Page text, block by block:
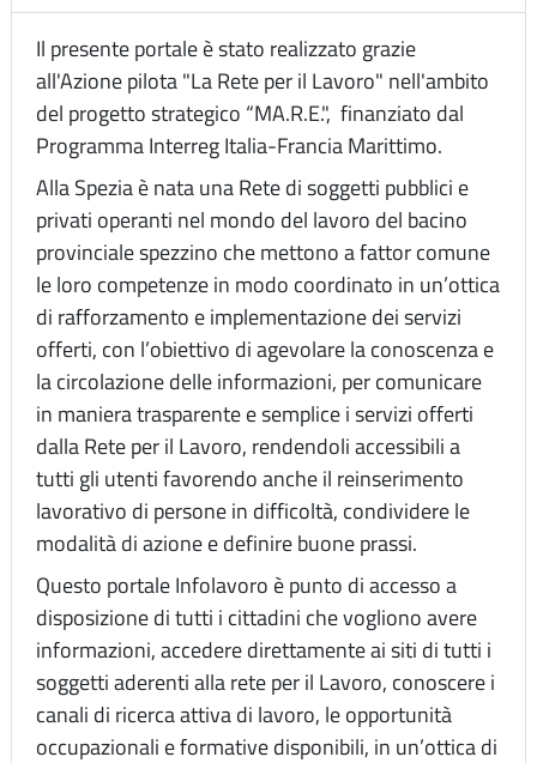
Il presente portale è stato realizzato grazie
all'Azione pilota "La Rete per il Lavoro" nell'ambito
del progetto strategico “MA.R.E.", finanziato dal
Programma Interreg Italia-Francia Marittimo.
Alla Spezia è nata una Rete di soggetti pubblici e
privati operanti nel mondo del lavoro del bacino
provinciale spezzino che mettono a fattor comune
le loro competenze in modo coordinato in un’ottica
di rafforzamento e implementazione dei servizi
offerti, con l’obiettivo di agevolare la conoscenza e
la circolazione delle informazioni, per comunicare
in maniera trasparente e semplice i servizi offerti
dalla Rete per il Lavoro, rendendoli accessibili a
tutti gli utenti favorendo anche il reinserimento
lavorativo di persone in difficoltà, condividere le
modalità di azione e definire buone prassi.
Questo portale Infolavoro è punto di accesso a
disposizione di tutti i cittadini che vogliono avere
informazioni, accedere direttamente ai siti di tutti i
soggetti aderenti alla rete per il Lavoro, conoscere i
canali di ricerca attiva di lavoro, le opportunità
occupazionali e formative disponibili, in un’ottica di